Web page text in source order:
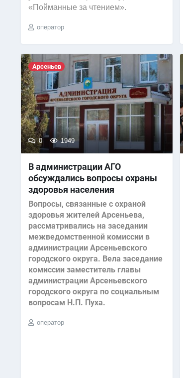
«Пойманные за чтением».
оператор
Арсеньев
0 1949
В администрации АГО
обсуждались вопросы охраны
здоровья населения
Вопросы, связанные с охраной
здоровья жителей Арсеньева,
рассматривались на заседании
межведомственной комиссии в
администрации Арсеньевского
городского округа. Вела заседание
комиссии заместитель главы
администрации Арсеньевского
городского округа по социальным
вопросам Н.П. Пуха.
оператор